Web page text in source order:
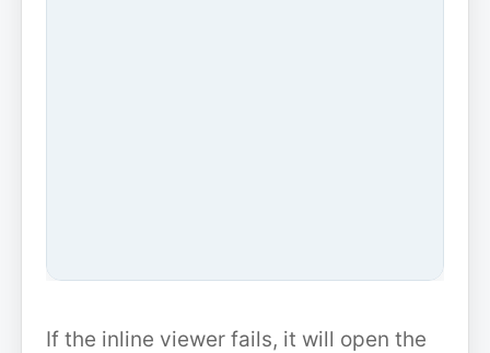
If the inline viewer fails, it will open the